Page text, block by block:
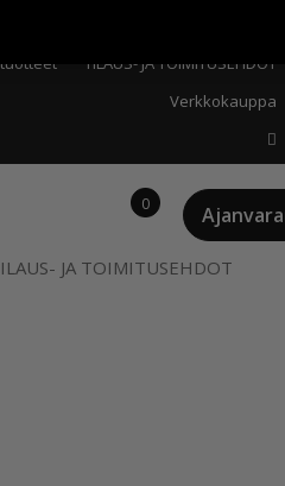
TILAUS- JA TOIMITUSEHDOT
Verkkokauppa
0
JA TOIMITUSEHDOT